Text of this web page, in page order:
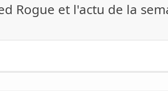
Rogue et l'actu de la